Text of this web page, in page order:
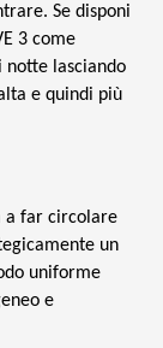
Se disponi
3 come
notte lasciando
e quindi più
a far circolare
un
uniforme
e